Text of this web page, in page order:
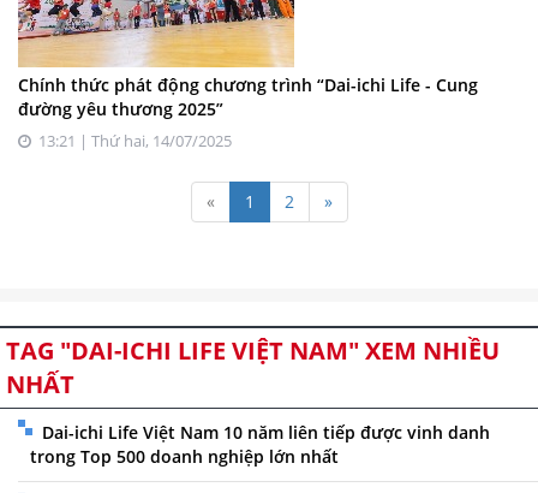
Chính thức phát động chương trình “Dai-ichi Life - Cung
đường yêu thương 2025”
13:21 | Thứ hai, 14/07/2025
« 1 2 »
TAG "DAI-ICHI LIFE VIỆT NAM" XEM NHIỀU
NHẤT
Dai-ichi Life Việt Nam 10 năm liên tiếp được vinh danh
trong Top 500 doanh nghiệp lớn nhất